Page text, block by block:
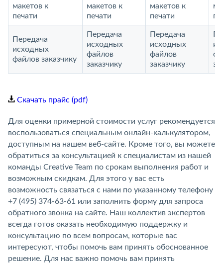
макетов к
печати
макетов к
печати
макетов к
печати
Передача
исходных
файлов заказчику
Передача
исходных
файлов
заказчику
Передача
исходных
файлов
заказчику
Скачать прайс (pdf)
Для оценки примерной стоимости услуг рекомендуется
воспользоваться специальным онлайн-калькулятором,
доступным на нашем веб-сайте. Кроме того, вы можете
обратиться за консультацией к специалистам из нашей
команды Creative Team по срокам выполнения работ и
возможным скидкам. Для этого у вас есть
возможность связаться с нами по указанному телефону
+7 (495) 374-63-61 или заполнить форму для запроса
обратного звонка на сайте. Наш коллектив экспертов
всегда готов оказать необходимую поддержку и
консультацию по всем вопросам, которые вас
интересуют, чтобы помочь вам принять обоснованное
решение. Для нас важно помочь вам принять